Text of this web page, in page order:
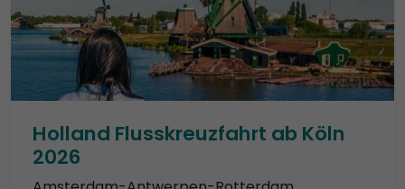
Holland Flusskreuzfahrt ab Köln
2026